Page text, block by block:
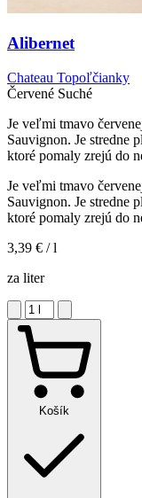
Alibernet
Chateau Topoľčianky
Červené Suché
Je veľmi tmavo
Sauvignon. Je stredne
ktoré pomaly zrejú do
Je veľmi tmavo
Sauvignon. Je stredne
ktoré pomaly zrejú do
3,39 € / l
za liter
Košík